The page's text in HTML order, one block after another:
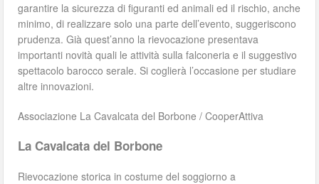
garantire la sicurezza di figuranti ed animali ed il rischio, anche
minimo, di realizzare solo una parte dell’evento, suggeriscono
prudenza. Già quest’anno la rievocazione presentava
importanti novità quali le attività sulla falconeria e il suggestivo
spettacolo barocco serale. Si coglierà l’occasione per studiare
altre innovazioni.
Associazione La Cavalcata del Borbone / CooperAttiva
La Cavalcata del Borbone
Rievocazione storica in costume del soggiorno a